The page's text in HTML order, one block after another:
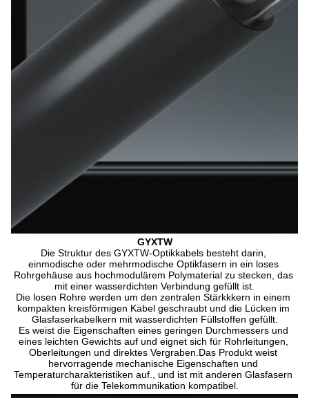
GYXTW
Die Struktur des GYXTW-Optikkabels besteht darin,
einmodische oder mehrmodische Optikfasern in ein loses
Rohrgehäuse aus hochmodulärem Polymaterial zu stecken, das
mit einer wasserdichten Verbindung gefüllt ist.
Die losen Rohre werden um den zentralen Stärkkkern in einem
kompakten kreisförmigen Kabel geschraubt und die Lücken im
Glasfaserkabelkern mit wasserdichten Füllstoffen gefüllt.
Es weist die Eigenschaften eines geringen Durchmessers und
eines leichten Gewichts auf und eignet sich für Rohrleitungen,
Oberleitungen und direktes Vergraben.Das Produkt weist
hervorragende mechanische Eigenschaften und
Temperaturcharakteristiken auf., und ist mit anderen Glasfasern
für die Telekommunikation kompatibel.